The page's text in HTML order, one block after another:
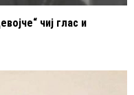
чиј глас и